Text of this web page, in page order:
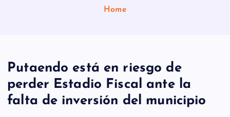
Home
Putaendo está en riesgo de
perder Estadio Fiscal ante la
falta de inversión del municipio